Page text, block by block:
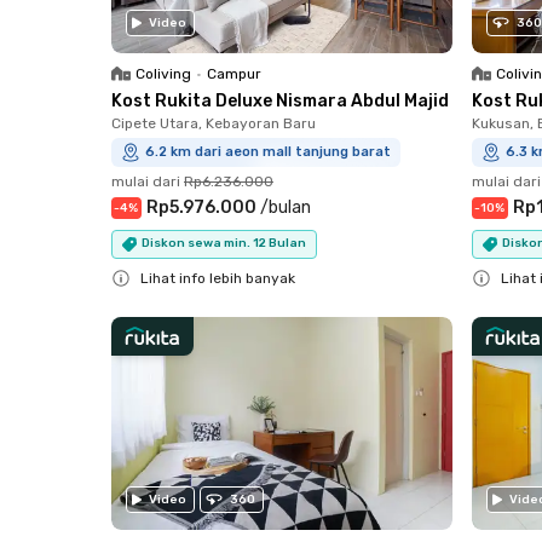
Video
Coliving • Campur
Kost Rukita Deluxe Nismara Abdul Majid
Cipete Utara, Kebayoran Baru
6.2 km dari aeon mall tanjung barat
mulai dari Rp6.236.000
-4% Rp5.976.000 /bulan
Diskon sewa min. 12 Bulan
Lihat info lebih banyak
360
Kost
Kukusan,
6.3
mulai dari
-10%
Lihat
Video 360